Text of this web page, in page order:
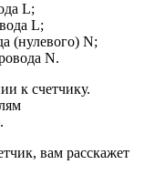
L;
L;
(нулевого) N;
N.
к счетчику.
вам расскажет